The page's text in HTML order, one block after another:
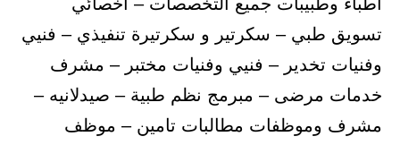
تسويق طبي – سكرتير و سكرتيرة تنفيذي – فنيي
وفنيات تخدير – فنيي وفنيات مختبر – مشرف
خدمات مرضى – مبرمج نظم طبية – صيدلانيه –
مشرف وموظفات مطالبات تامين – موظف